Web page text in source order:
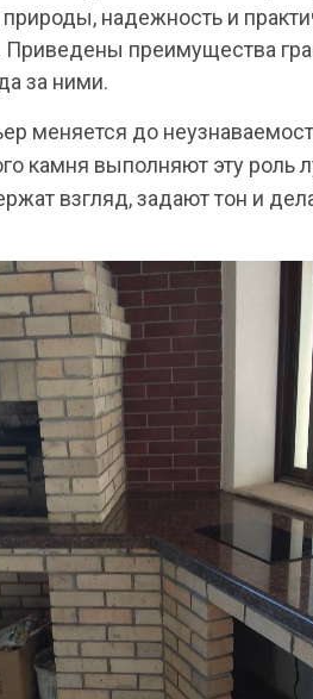
природы, надежность и
Приведены преимущества
за ними.
меняется до
камня выполняют эту роль
взгляд, задают тон и